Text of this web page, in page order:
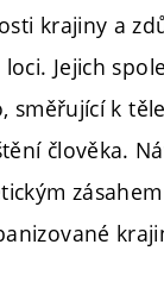
krajiny a
Jejich
směřující k
člověka.